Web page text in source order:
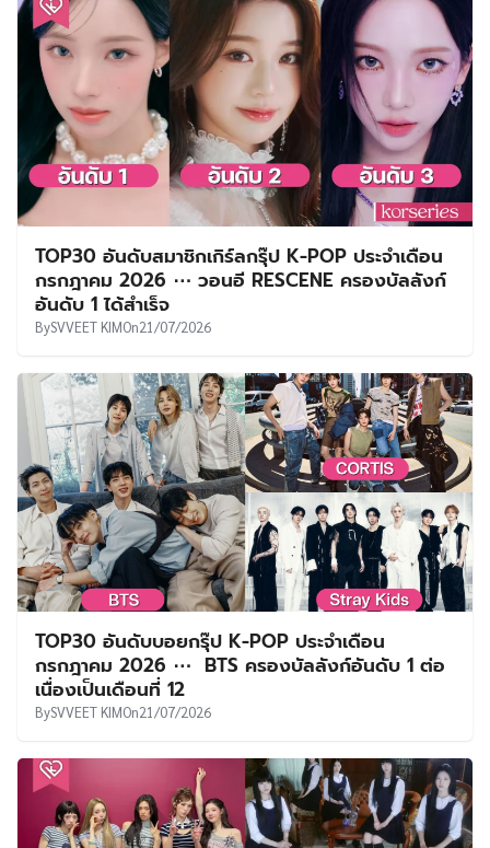
TOP30 อันดับสมาชิกเกิร์ลกรุ๊ป K-POP ประจำเดือน
กรกฎาคม 2026 ⋯ วอนอี RESCENE ครองบัลลังก์
อันดับ 1 ได้สำเร็จ
BySVVEET KIMOn21/07/2026
TOP30 อันดับบอยกรุ๊ป K-POP ประจำเดือน
กรกฎาคม 2026 ⋯ BTS ครองบัลลังก์อันดับ 1 ต่อ
เนื่องเป็นเดือนที่ 12
BySVVEET KIMOn21/07/2026